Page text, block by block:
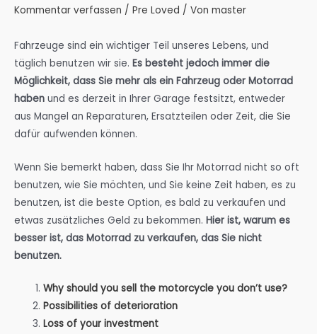
Kommentar verfassen / Pre Loved / Von master
Fahrzeuge sind ein wichtiger Teil unseres Lebens, und
täglich benutzen wir sie. Es besteht jedoch immer die
Möglichkeit, dass Sie mehr als ein Fahrzeug oder Motorrad
haben und es derzeit in Ihrer Garage festsitzt, entweder
aus Mangel an Reparaturen, Ersatzteilen oder Zeit, die Sie
dafür aufwenden können.
Wenn Sie bemerkt haben, dass Sie Ihr Motorrad nicht so oft
benutzen, wie Sie möchten, und Sie keine Zeit haben, es zu
benutzen, ist die beste Option, es bald zu verkaufen und
etwas zusätzliches Geld zu bekommen. Hier ist, warum es
besser ist, das Motorrad zu verkaufen, das Sie nicht
benutzen.
Why should you sell the motorcycle you don’t use?
Possibilities of deterioration
Loss of your investment